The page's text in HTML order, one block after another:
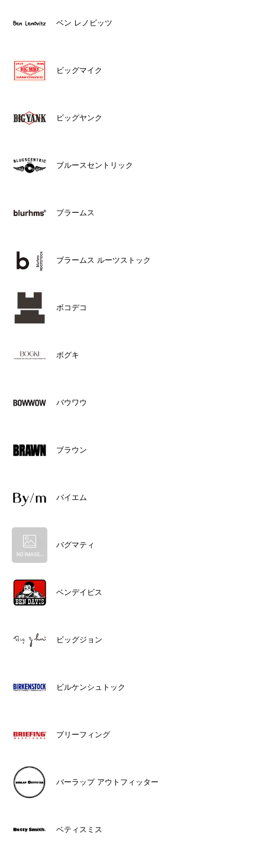
ベン レノビッツ
ビッグマイク
ビッグヤンク
ブルースセントリック
ブラームス
ブラームス ルーツストック
ボコデコ
ボグキ
バウワウ
ブラウン
バイエム
バグマティ
ベンデイビス
ビッグジョン
ビルケンシュトック
ブリーフィング
バーラップ アウトフィッター
ベティスミス